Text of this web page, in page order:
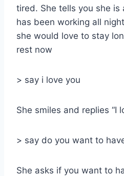
tired. She tells you she is
has been working all
she would love to stay
rest now
> say i love you
She smiles and replies “I
> say do you want to
She asks if you want to